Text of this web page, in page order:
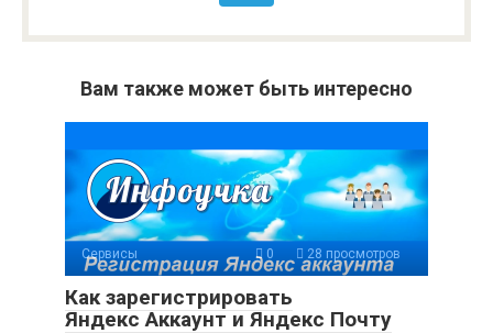
Вам также может быть интересно
Сервисы 0 28 просмотров
Как зарегистрировать
Яндекс Аккаунт и Яндекс Почту